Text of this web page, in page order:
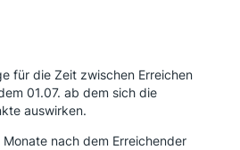
für die Zeit zwischen Erreichen
01.07. ab dem sich die
auswirken.
nach dem Erreichender